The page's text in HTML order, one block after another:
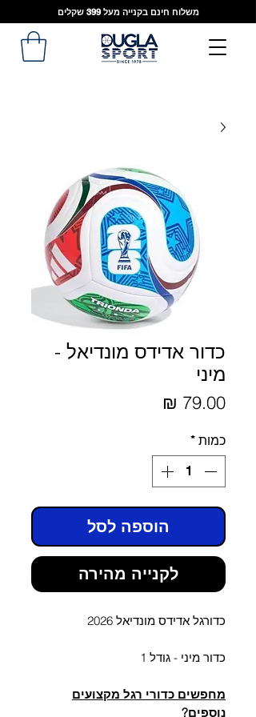
משלוח חינם בקנייה מעל 399 שקלים
כדור אדידס מונדיאל -
מיני
כמות *
הוספה לסל
לקנייה מהירה
כדורגל אדידס מונדיאל 2026
כדור מיני - גודל 1
מחפשים כדורי רגל מקצועים
נוספים?